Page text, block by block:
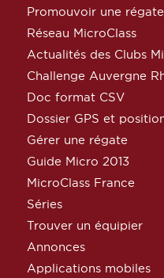
Promouvoir une régate
Réseau MicroClass
Actualités des Clubs
Challenge Auvergne
Doc format CSV
Dossier GPS et
Gérer une régate
Guide Micro 2013
MicroClass France
Séries
Trouver un équipier
Annonces
Applications mobiles